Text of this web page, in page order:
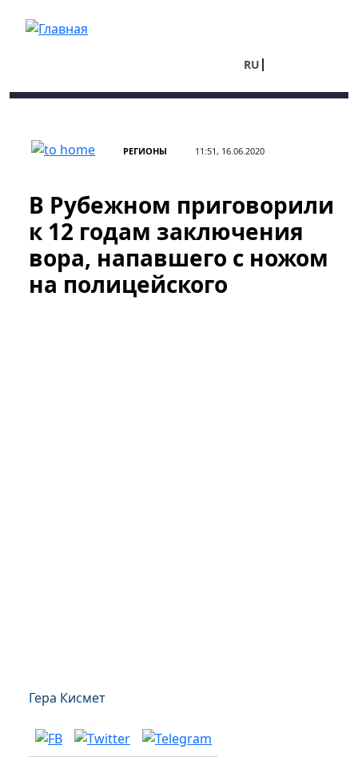
RU
РЕГИОНЫ 11:51, 16.06.2020
В Рубежном приговорили
к 12 годам заключения
вора, напавшего с ножом
на полицейского
Гера Кисмет